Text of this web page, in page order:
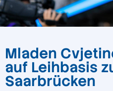
Mladen
auf Leihbasis
Saarbrücken